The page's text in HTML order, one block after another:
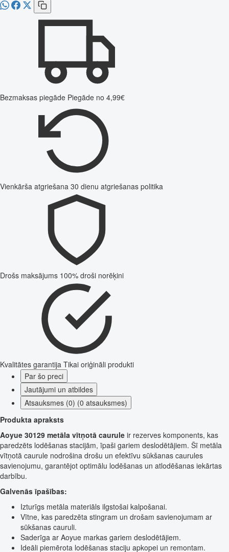
Bezmaksas piegāde Piegāde no 4,99€
Vienkārša atgriešana 30 dienu atgriešanas politika
Drošs maksājums 100% droši norēķini
Kvalitātes garantija Tikai oriģināli produkti
Par šo preci
Jautājumi un atbildes
Atsauksmes (0) (0 atsauksmes)
Produkta apraksts
Aoyue 30129 metāla vītņotā caurule ir rezerves komponents, kas
paredzēts lodēšanas stacijām, īpaši gariem deslodētājiem. Šī metāla
vītņotā caurule nodrošina drošu un efektīvu sūkšanas caurules
savienojumu, garantējot optimālu lodēšanas un atlodēšanas iekārtas
darbību.
Galvenās īpašības:
Izturīgs metāla materiāls ilgstošai kalpošanai.
Vītne, kas paredzēta stingram un drošam savienojumam ar
sūkšanas cauruli.
Saderīga ar Aoyue markas gariem deslodētājiem.
Ideāli piemērota lodēšanas staciju apkopei un remontam.